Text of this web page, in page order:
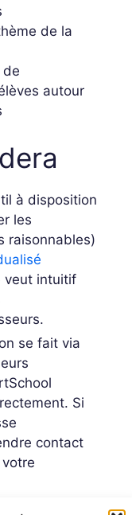
de la
de
autour
à disposition
les
raisonnables)
veut intuitif
se fait via
Si
contact